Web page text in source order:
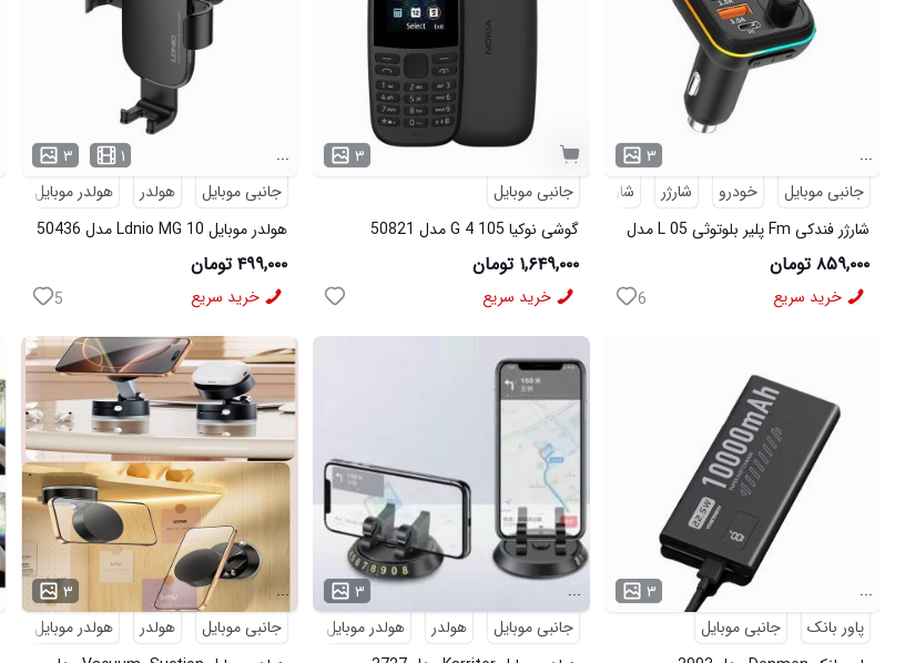
۳
...
جانبی موبایل
خودرو شارژر
شارژر فندکی
شارژر فندکی Fm پلیر بلوتوثی L 05 مدل
50820
۸۵۹,۰۰۰ تومان
خرید سریع 6
۳
جانبی موبایل
گوشی نوکیا 105 4 G مدل 50821
۱,۶۴۹,۰۰۰ تومان
خرید سریع
۳ ۱
...
جانبی موبایل
هولدر
هولدر موبایل
هولدر موبایل Ldnio MG 10 مدل 50436
۴۹۹,۰۰۰ تومان
خرید سریع 5
۳
...
پاور بانک
جانبی موبایل
۳
...
جانبی موبایل
هولدر
هولدر موبایل
۳
...
جانبی موبایل
هولدر
هولدر موبایل